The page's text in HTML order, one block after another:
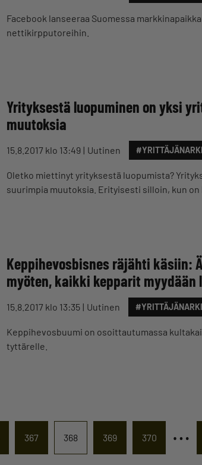
Facebook lanseeraa Suomessa
nettikirpputoreihin.
Yrityksestä luopuminen on yksi
muutoksia
15.8.2017 klo 13:49 Uutinen #YRITTÄJÄNARKI
Oletko miettinyt yrityksestä luopumista?
suurimpia muutoksia. Erityisesti silloin, kun
Keppihevosbisnes räjähti käsiin:
myöten, kaikki kepparit myydään
15.8.2017 klo 13:35 Uutinen #YRITTÄJÄNARKI
Keppihevosbuumi on osoittautumassa
tyttärelle.
367 368 369 370 …